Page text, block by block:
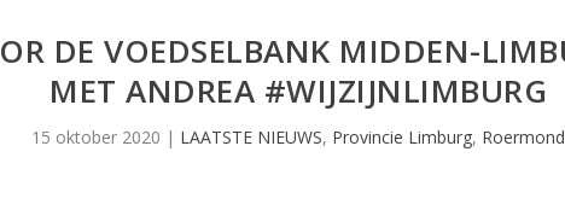
DE VOEDSELBANK MIDDEN-
MET ANDREA #WIJZIJNLIMBURG
15 oktober 2020 | LAATSTE NIEUWS, Provincie Limburg, Roermond